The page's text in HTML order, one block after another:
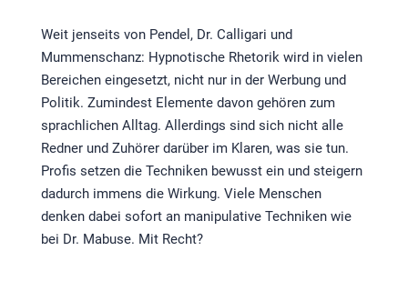
Weit jenseits von Pendel, Dr. Calligari und
Mummenschanz: Hypnotische Rhetorik wird in vielen
Bereichen eingesetzt, nicht nur in der Werbung und
Politik. Zumindest Elemente davon gehören zum
sprachlichen Alltag. Allerdings sind sich nicht alle
Redner und Zuhörer darüber im Klaren, was sie tun.
Profis setzen die Techniken bewusst ein und steigern
dadurch immens die Wirkung. Viele Menschen
denken dabei sofort an manipulative Techniken wie
bei Dr. Mabuse. Mit Recht?